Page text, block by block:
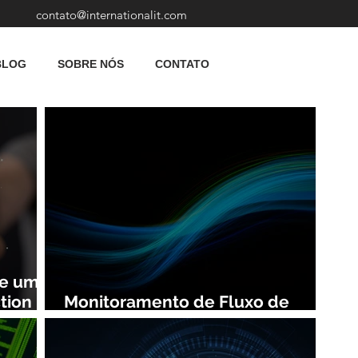
contato@internationalit.com
SOBRE NÓS CONTATO
uma
Monitoramento de Fluxo de
Rede: Vantagens e Benefícios